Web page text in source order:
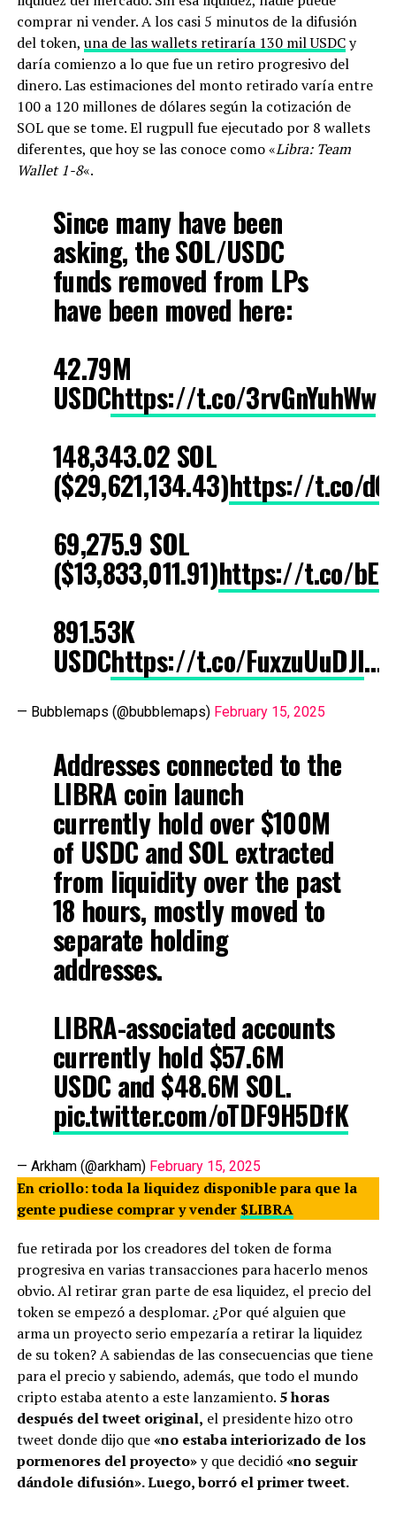
comprar ni vender. A los casi 5 minutos de la difusión
del token, una de las wallets retiraría 130 mil USDCy
daría comienzo a lo que fue un retiro progresivo del
dinero. Las estimaciones del monto retirado varía entre
100 a 120 millones de dólares según la cotización de
SOL que se tome. El rugpull fue ejecutado por 8 wallets
diferentes, que hoy se las conoce como «Libra: Team
Wallet 1-8«.
Since many have been
asking, the SOL/USDC
funds removed from LPs
have been moved here:
42.79M
USDChttps://t.co/3rvGnYuhWw
148,343.02 SOL
($29,621,134.43)https://t.co/
69,275.9 SOL
($13,833,011.91)https://t.co/
891.53K
USDChttps://t.co/FuxzuUuDJl…
— Bubblemaps (@bubblemaps) February 15, 2025
Addresses connected to the
LIBRA coin launch
currently hold over $100M
of USDC and SOL extracted
from liquidity over the past
18 hours, mostly moved to
separate holding
addresses.
LIBRA-associated accounts
currently hold $57.6M
USDC and $48.6M SOL.
pic.twitter.com/oTDF9H5DfK
— Arkham (@arkham) February 15, 2025
En criollo: toda la liquidez disponible para que la
gente pudiese comprar y vender $LIBRA
fue retirada por los creadores del token de forma
progresiva en varias transacciones para hacerlo menos
obvio. Al retirar gran parte de esa liquidez, el precio del
token se empezó a desplomar. ¿Por qué alguien que
arma un proyecto serio empezaría a retirar la liquidez
de su token? A sabiendas de las consecuencias que tiene
para el precio y sabiendo, además, que todo el mundo
cripto estaba atento a este lanzamiento. 5 horas
después del tweet original, el presidente hizo otro
tweet donde dijo que«no estaba interiorizado de los
pormenores del proyecto»y que decidió«no seguir
dándole difusión». Luego, borró el primer tweet.